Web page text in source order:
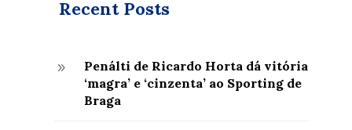
Recent Posts
9
Penálti de Ricardo Horta dá vitória
‘magra’ e ‘cinzenta’ ao Sporting de
Braga